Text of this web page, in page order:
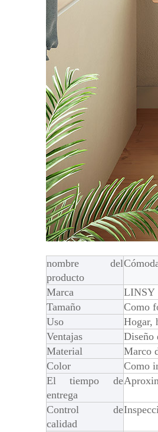
nombre del
producto
Marca
LINSY
Tamaño
Como
Uso
Hogar,
Ventajas
Diseño
Material
Marco
Color
Como
El tiempo de
entrega
Control de
calidad